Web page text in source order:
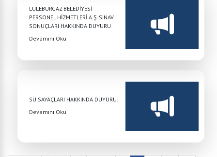
LÜLEBURGAZ BELEDİYESİ
PERSONEL HİZMETLERİ A.Ş. SINAV
SONUÇLARI HAKKINDA DUYURU
Devamını Oku
SU SAYAÇLARI HAKKINDA DUYURU!
Devamını Oku